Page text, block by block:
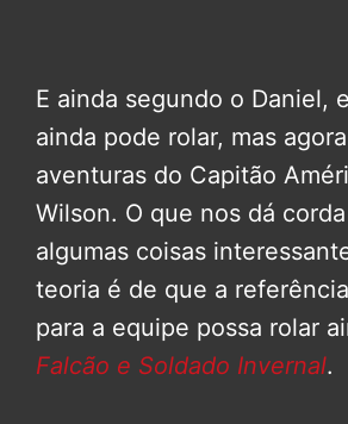
E ainda segundo o Daniel,
ainda pode rolar, mas
aventuras do Capitão
Wilson. O que nos dá
algumas coisas
teoria é de que a
para a equipe possa rolar
Falcão e Soldado Invernal.